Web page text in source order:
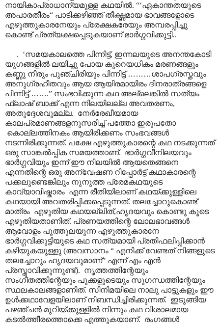
നായികാപ്രാധാന്യമുള്ള കഥയിൽ. “‘ഏകാന്തതയുടെ
അപാരതീരം“ പാടിക്കഴിഞ്ഞ് തീക്ഷ്ണമായ ഭാവങ്ങളോടെ
എഴുത്തുകാരനേയും പ്രേക്ഷകരേയും അമ്പരപ്പിച്ചു
കൊണ്ട് പ്രത്യക്ഷപ്പെടുകയാണ് ഭാർഗ്ഗവിക്കുട്ടി..
. ‘സമയകാലത്തെ പിന്നിട്ട്, ഇന്നലയുടെ അനന്തകോടി
യുഗങ്ങളിൽ ലയിച്ചു പോയ കുറെയധികം മരണങ്ങളും
കണ്ണു നീരും പുഞ്ചിരിയും പിന്നിട്ട്………ശാപഗ്രസ്തവും
അനുഗ്രഹീതവും ആയ ആയിരമായിരം ദിനരാത്രങ്ങളെ
പിന്നിട്ട്…….” സംഭവിക്കുന്ന കഥ അല്ലെങ്കിൽ സത്യം
ഫ്ലാഷ് ബാക്ക് എന്ന നിലയിലല്ല അവതരണം,
അതുദ്ദേശവുമല്ല. നേർരേഖീയമായ
കാലപ്രമാണങ്ങളനുസരിച്ച് പത്തോ ഇരുപതോ
കൊല്ലത്തിനകം ആയിരിക്കണം സംഭവങ്ങൾ
നടന്നിരിക്കുന്നത്. പക്ഷേ എഴുത്തുകാരന്റെ കഥ നടക്കുന്നത്
ഒരു സാങ്കൽ‌പ്പിക സമയത്താണ്. ഭാർഗ്ഗവീനിലയവും
ഭാർഗ്ഗവിയും ഇന്ന് ഈ നിലയിൽ ആയതെങ്ങനെ
എന്നതിന്റെ ഒരു അന്വേഷണ റിപ്പോർട്ട് കഥാകാരന്റെ
പക്കലുണ്ടെങ്കിലും നുനുത്ത പ്രേമകഥയുടെ
കാവ്യാവിഷ്കാരം എന്ന രീതിയിലാണ് കഥയ്ക്കുള്ളിലെ
കഥയായി അവതരിപ്പിക്കപ്പെടുന്നത്. തലച്ചോറുകൊണ്ട്
മാത്രം എഴുതിയ കഥയല്ലിത്,ഹൃദയവും കൊണ്ടു കൂടെ
എഴുതിയതാണിത്. പ്രണയത്തിന്റെ ലോലഭാവങ്ങൾ
ആവോളം പൂത്തുലയുന്ന എഴുത്തുകാരനേ
ഭാർഗ്ഗവിക്കുട്ടിയുടെ കഥ സത്യമായി പ്രതിഫലിപ്പിക്കാൻ
കഴിയുകയുള്ളു (അവസാനം “ എനിക്ക് വേണ്ടത് നിങ്ങളുടെ
തലച്ചോറും ഹൃദയവുമാണ്” എന്ന് എം എൻ
പ്രസ്താവിക്കുന്നുണ്ട്). നൃത്തത്തിന്റേയും
സംഗീതത്തിന്റേയും പൂക്കളുടെയും സുഗന്ധത്തിന്റേയും
സ്ഥലകാലങ്ങളാണിത്. സിനിമയിലെ നാലു പാട്ടുകളും ഈ
ഉൾക്കഥാവേളയിലാണ് നിബന്ധിച്ചിരിക്കുന്നത്. ഇടുങ്ങിയ
പഴഞ്ചൻ മുറിയ്ക്കുള്ളിൽ നിന്നും കഥ വിശാലമായ
കടൽത്തീരത്തൊക്കെ എത്തുകയാണ്. രംഗങ്ങൾ